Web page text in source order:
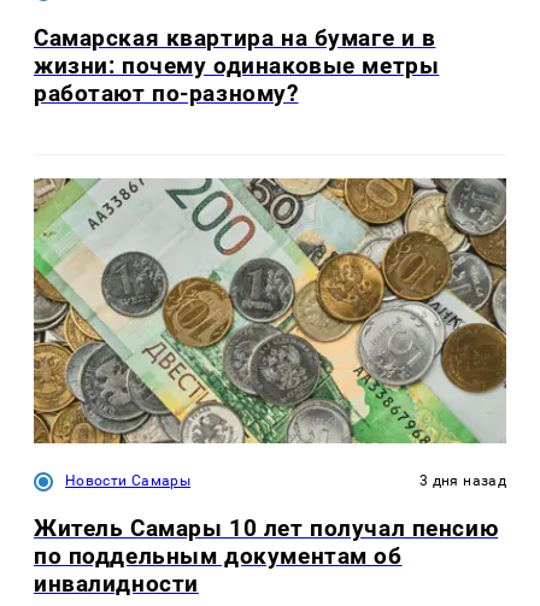
Самарская квартира на бумаге и в
жизни: почему одинаковые метры
работают по-разному?
Новости Самары 3 дня назад
Житель Самары 10 лет получал пенсию
по поддельным документам об
инвалидности